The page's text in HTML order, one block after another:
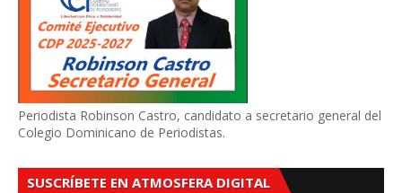
Periodista Robinson Castro, candidato a secretario general del
Colegio Dominicano de Periodistas.
SUSCRÍBETE EN ATMOSFERA DIGITAL